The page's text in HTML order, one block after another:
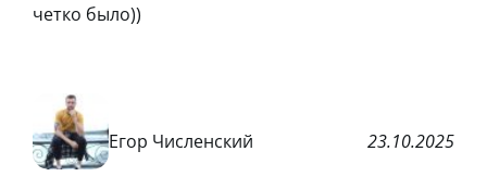
четко было))
Егор Численский 23.10.2025